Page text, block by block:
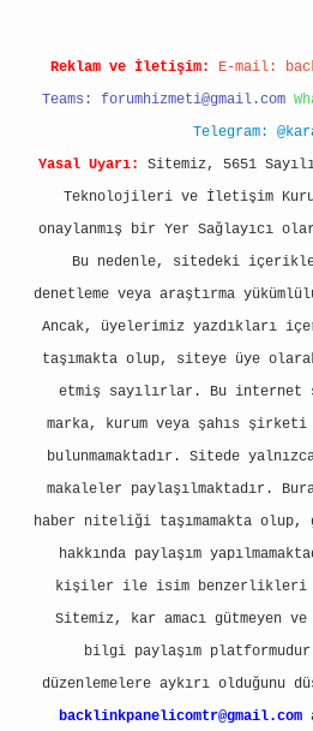
Reklam ve İletişim: E-mail:
Teams: forumhizmeti@gmail.com
Telegram:
Yasal Uyarı:
Sitemiz, 5651
Teknolojileri ve İletişim
onaylanmış bir Yer Sağlayıcı
Bu nedenle, sitedeki
denetleme veya araştırma
Ancak, üyelerimiz yazdıkları
taşımakta olup, siteye üye
etmiş sayılırlar. Bu
marka, kurum veya şahıs
bulunmamaktadır. Sitede
makaleler paylaşılmaktadır.
haber niteliği taşımamakta olup,
hakkında paylaşım
kişiler ile isim benzerlikleri
Sitemiz, kar amacı gütmeyen
bilgi paylaşım
düzenlemelere aykırı olduğunu
backlinkpanelicomtr@gmail.com